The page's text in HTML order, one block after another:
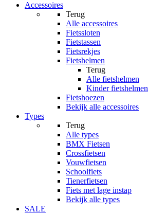
Accessoires
Terug
Alle accessoires
Fietssloten
Fietstassen
Fietsrekjes
Fietshelmen
Terug
Alle fietshelmen
Kinder fietshelmen
Fietshoezen
Bekijk alle accessoires
Types
Terug
Alle types
BMX Fietsen
Crossfietsen
Vouwfietsen
Schoolfiets
Tienerfietsen
Fiets met lage instap
Bekijk alle types
SALE